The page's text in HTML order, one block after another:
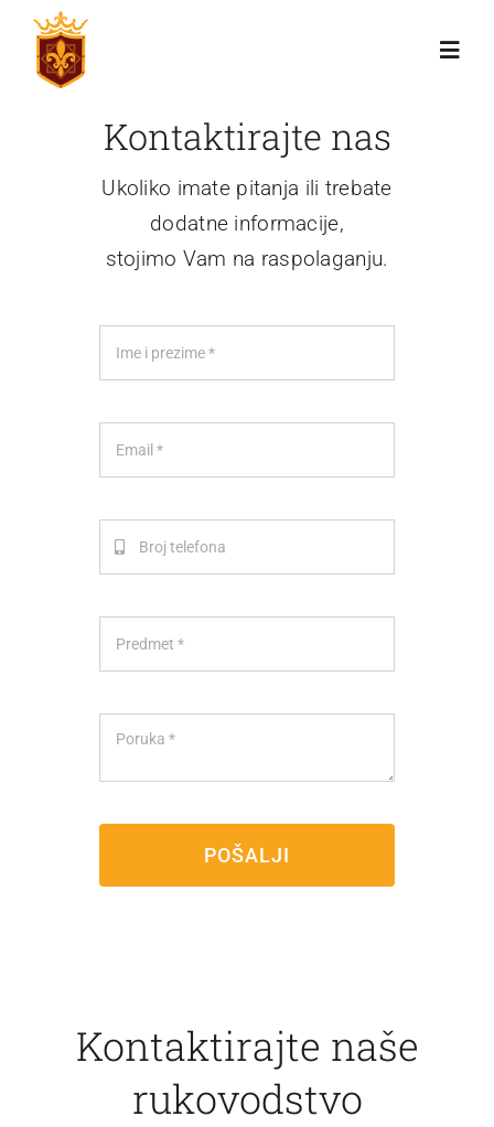
Skip
content
Kontaktirajte nas
Ukoliko imate pitanja ili trebate
dodatne informacije,
stojimo Vam na raspolaganju.
POŠALJI
Kontaktirajte naše
rukovodstvo